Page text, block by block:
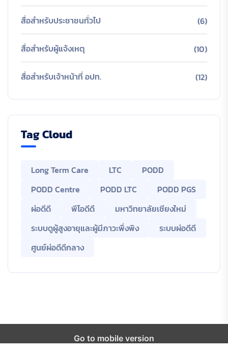
สื่อสำหรับประชาชนทั่วไป (6)
สื่อสำหรับผู้แจ้งเหตุ (10)
สื่อสำหรับเจ้าหน้าที่ อปท. (12)
Tag Cloud
Long Term Care LTC
PODD
PODD Centre
PODD LTC
PODD PGS
ผ่อดีดี
พีโอดีดี
มหาวิทยาลัยเชียงใหม่
ระบบดูผู้สูงอายุและผู้มีภาวะพึ่งพิง
ระบบผ่อดีดี
ศูนย์ผ่อดีดีกลาง
Go to mobile version